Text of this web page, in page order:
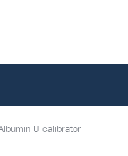
U calibrator